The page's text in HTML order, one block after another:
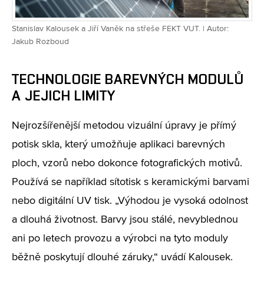
Stanislav Kalousek a Jiří Vaněk na střeše FEKT VUT. | Autor:
Jakub Rozboud
TECHNOLOGIE BAREVNÝCH MODULŮ
A JEJICH LIMITY
Nejrozšířenější metodou vizuální úpravy je přímý
potisk skla, který umožňuje aplikaci barevných
ploch, vzorů nebo dokonce fotografických motivů.
Používá se například sítotisk s keramickými barvami
nebo digitální UV tisk. „Výhodou je vysoká odolnost
a dlouhá životnost. Barvy jsou stálé, nevyblednou
ani po letech provozu a výrobci na tyto moduly
běžně poskytují dlouhé záruky,“ uvádí Kalousek.